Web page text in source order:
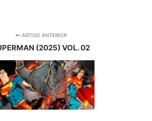
ARTIGO ANTERIOR
(2025) VOL. 02